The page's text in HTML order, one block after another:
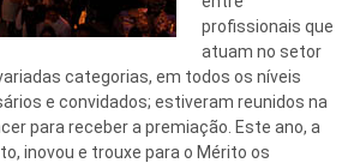
profissionais que
atuam no setor
categorias, em todos os níveis
e convidados; estiveram reunidos na
para receber a premiação. Este ano, a
inovou e trouxe para o Mérito os